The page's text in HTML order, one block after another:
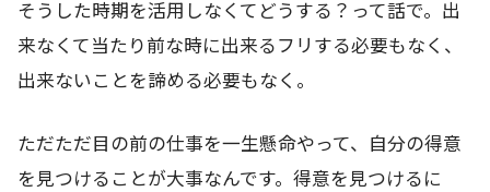
そうした時期を活用しなくてどうする？って話で。出
来なくて当たり前な時に出来るフリする必要もなく、
出来ないことを諦める必要もなく。
ただただ目の前の仕事を一生懸命やって、自分の得意
を見つけることが大事なんです。得意を見つけるに